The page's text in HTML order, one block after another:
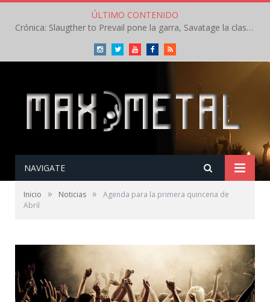
ÚLTIMO CONTENIDO
Crónica: Slaugther to Prevail pone la garra, Savatage la clase en la apertura del Leyendas del Rock – Miércoles – Agosto 2026
InstagramTwitterYoutubeFacebookRSS
NAVIGATE
Inicio » Noticias »
Agenda para la primera quincena de
Abril